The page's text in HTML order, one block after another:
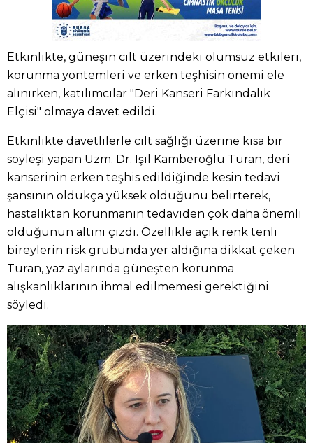
Etkinlikte, güneşin cilt üzerindeki olumsuz etkileri,
korunma yöntemleri ve erken teşhisin önemi ele
alınırken, katılımcılar "Deri Kanseri Farkındalık
Elçisi" olmaya davet edildi.
Etkinlikte davetlilerle cilt sağlığı üzerine kısa bir
söyleşi yapan Uzm. Dr. Işıl Kamberoğlu Turan, deri
kanserinin erken teşhis edildiğinde kesin tedavi
şansının oldukça yüksek olduğunu belirterek,
hastalıktan korunmanın tedaviden çok daha önemli
olduğunun altını çizdi. Özellikle açık renk tenli
bireylerin risk grubunda yer aldığına dikkat çeken
Turan, yaz aylarında güneşten korunma
alışkanlıklarının ihmal edilmemesi gerektiğini
söyledi.